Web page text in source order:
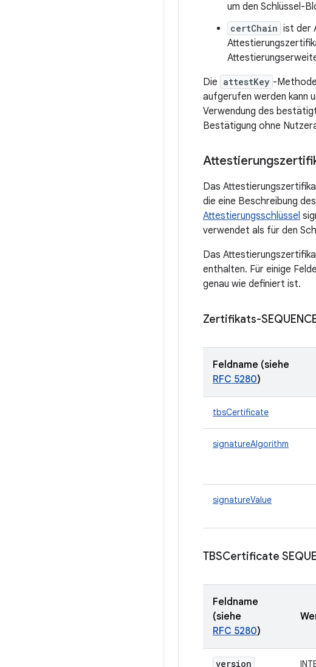
um den Schlüssel-
certChain ist der
Die attestKey -
aufgerufen werden kann
Verwendung des
Bestätigung ohne
Das
die eine Beschreibung
Attestierungsschlüssel
verwendet als für den
Das
enthalten. Für einige
genau wie definiert ist.
Zertifikats-
Feldname (siehe
RFC 5280)
tbsCertificate
signatureAlgorithm
signatureValue
TBSCertificate
Feldname
(siehe
RFC 5280)
version